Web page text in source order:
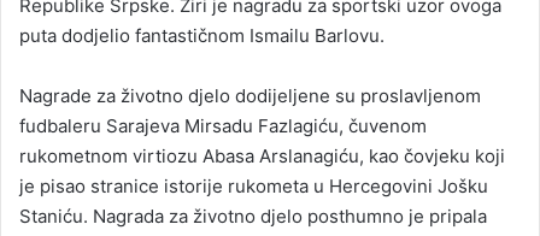
Republike Srpske. Žiri je nagradu za sportski uzor ovoga
puta dodjelio fantastičnom Ismailu Barlovu.
Nagrade za životno djelo dodijeljene su proslavljenom
fudbaleru Sarajeva Mirsadu Fazlagiću, čuvenom
rukometnom virtiozu Abasa Arslanagiću, kao čovjeku koji
je pisao stranice istorije rukometa u Hercegovini Jošku
Staniću. Nagrada za životno djelo posthumno je pripala